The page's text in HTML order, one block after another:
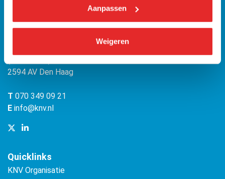
Aanpassen
Weigeren
2594 AV Den Haag
T 070 349 09 21
E info@knv.nl
Quicklinks
KNV Organisatie